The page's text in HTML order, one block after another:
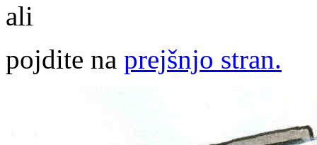
ali
pojdite na prejšnjo stran.